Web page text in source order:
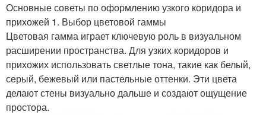
Основные советы по оформлению узкого коридора и
прихожей 1. Выбор цветовой гаммы
Цветовая гамма играет ключевую роль в визуальном
расширении пространства. Для узких коридоров и
прихожих использовать светлые тона, такие как белый,
серый, бежевый или пастельные оттенки. Эти цвета
делают стены визуально дальше и создают ощущение
простора.